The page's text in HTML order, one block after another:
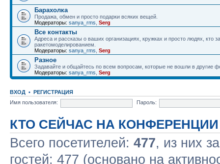
Барахолка
Продажа, обмен и просто подарки всяких вещей.
Модераторы: sanya_rms Serg
Все контакты
Адреса и рассказы о ваших организациях, кружках и просто людях, кто
ракетомоделированием.
Модераторы: sanya_rms Serg
Разное
Задавайте и общайтесь по всем вопросам, которые не вошли в другие
Модераторы: sanya_rms Serg
ВХОД • РЕГИСТРАЦИЯ
Имя пользователя:
Пароль:
КТО СЕЙЧАС НА КОНФЕРЕНЦИИ
Всего посетителей: 477, из них
гостей: 477 (основано на